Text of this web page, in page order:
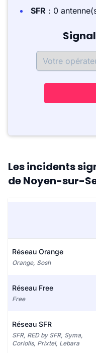
SFR : 0
Les incidents
de Noyen-sur-
Réseau Orange
Orange, Sosh
Réseau Free
Free
Réseau SFR
SFR, RED by SFR, Syma,
Coriolis, Prixtel, Lebara